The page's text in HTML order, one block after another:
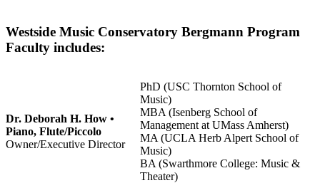
Westside Music Conservatory Bergmann Program
Faculty includes:
Dr. Deborah H. How •
Piano, Flute/Piccolo
Owner/Executive Director
PhD (USC Thornton School of
Music)
MBA (Isenberg School of
Management at UMass Amherst)
MA (UCLA Herb Alpert School of
Music)
BA (Swarthmore College: Music &
Theater)